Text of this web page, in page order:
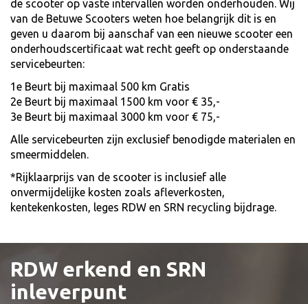
de scooter op vaste intervallen worden onderhouden. Wij
van de Betuwe Scooters weten hoe belangrijk dit is en
geven u daarom bij aanschaf van een nieuwe scooter een
onderhoudscertificaat wat recht geeft op onderstaande
servicebeurten:
1e Beurt bij maximaal 500 km Gratis
2e Beurt bij maximaal 1500 km voor € 35,-
3e Beurt bij maximaal 3000 km voor € 75,-
Alle servicebeurten zijn exclusief benodigde materialen en
smeermiddelen.
*Rijklaarprijs van de scooter is inclusief alle
onvermijdelijke kosten zoals afleverkosten,
kentekenkosten, leges RDW en SRN recycling bijdrage.
RDW erkend en SRN
inleverpunt